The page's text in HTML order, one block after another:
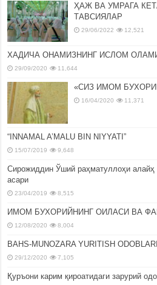
ҲАЖ ВА УМРАГА
ТАВСИЯЛАР
29/06/2022 12,521
ХАДИЧА ОНАМИЗНИНГ ИСЛОМ
29/09/2020 11,644
«СИЗ ИМОМ
16/04/2020 11,371
“INNAMAL A’MALU BIN NIYYATI”
15/07/2019 9,648
Сирожиддин Ўший раҳматуллоҳи алайҳ
асари
23/04/2019 8,515
ИМОМ БУХОРИЙНИНГ ОИЛАСИ ВА
12/08/2020 8,004
BAHS-MUNOZARA YURITISH ODOBLARI
29/12/2020 7,105
Қуръони карим қироатидаги зарурий